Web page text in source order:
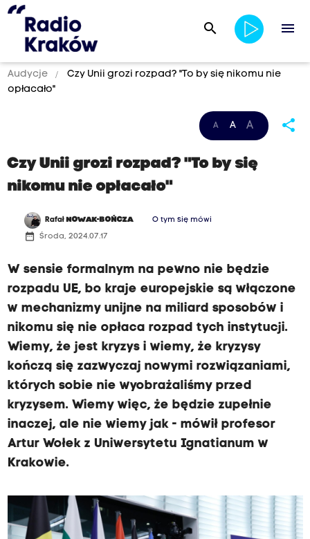
search menu
Audycje
Czy Unii grozi rozpad? "To by się nikomu nie
opłacało"
A A A share
Czy Unii grozi rozpad? "To by się
nikomu nie opłacało"
Rafał NOWAK-BOŃCZA O tym się mówi
date_range Środa, 2024.07.17
W sensie formalnym na pewno nie będzie
rozpadu UE, bo kraje europejskie są włączone
w mechanizmy unijne na miliard sposobów i
nikomu się nie opłaca rozpad tych instytucji.
Wiemy, że jest kryzys i wiemy, że kryzysy
kończą się zazwyczaj nowymi rozwiązaniami,
których sobie nie wyobrażaliśmy przed
kryzysem. Wiemy więc, że będzie zupełnie
inaczej, ale nie wiemy jak - mówił profesor
Artur Wołek z Uniwersytetu Ignatianum w
Krakowie.